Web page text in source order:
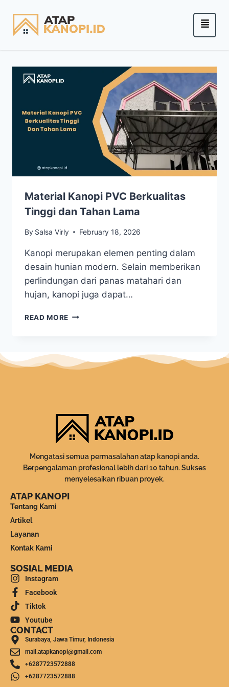
Material Kanopi PVC Berkualitas
Tinggi dan Tahan Lama
By Salsa Virly February 18, 2026
Kanopi merupakan elemen penting dalam
desain hunian modern. Selain memberikan
perlindungan dari panas matahari dan
hujan, kanopi juga dapat…
READ MORE
Mengatasi semua permasalahan atap kanopi anda.
Berpengalaman profesional lebih dari 10 tahun. Sukses
menyelesaikan ribuan proyek.
ATAP KANOPI
Tentang Kami
Artikel
Layanan
Kontak Kami
SOSIAL MEDIA
Instagram
Facebook
Tiktok
Youtube
CONTACT
Surabaya, Jawa Timur, Indonesia
mail.atapkanopi@gmail.com
+6287723572888
+6287723572888